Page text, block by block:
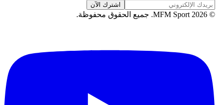
اشترك الآن
©
2026 جميع الحقوق محفوظة.